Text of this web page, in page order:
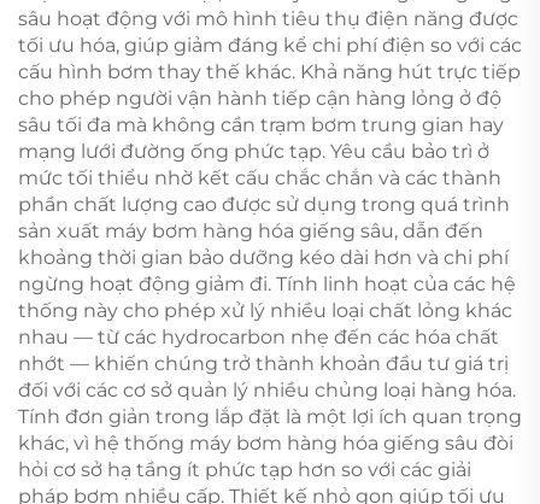
sâu hoạt động với mô hình tiêu thụ điện năng được
tối ưu hóa, giúp giảm đáng kể chi phí điện so với các
cấu hình bơm thay thế khác. Khả năng hút trực tiếp
cho phép người vận hành tiếp cận hàng lỏng ở độ
sâu tối đa mà không cần trạm bơm trung gian hay
mạng lưới đường ống phức tạp. Yêu cầu bảo trì ở
mức tối thiểu nhờ kết cấu chắc chắn và các thành
phần chất lượng cao được sử dụng trong quá trình
sản xuất máy bơm hàng hóa giếng sâu, dẫn đến
khoảng thời gian bảo dưỡng kéo dài hơn và chi phí
ngừng hoạt động giảm đi. Tính linh hoạt của các hệ
thống này cho phép xử lý nhiều loại chất lỏng khác
nhau — từ các hydrocarbon nhẹ đến các hóa chất
nhớt — khiến chúng trở thành khoản đầu tư giá trị
đối với các cơ sở quản lý nhiều chủng loại hàng hóa.
Tính đơn giản trong lắp đặt là một lợi ích quan trọng
khác, vì hệ thống máy bơm hàng hóa giếng sâu đòi
hỏi cơ sở hạ tầng ít phức tạp hơn so với các giải
pháp bơm nhiều cấp. Thiết kế nhỏ gọn giúp tối ưu